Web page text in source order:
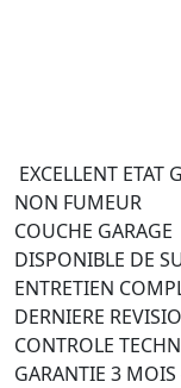
NON FUMEUR
COUCHE GARAGE
DISPONIBLE DE
ENTRETIEN
DERNIERE
CONTROLE
GARANTIE 3 MOIS